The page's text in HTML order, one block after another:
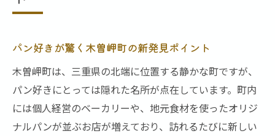
パン好きが驚く木曽岬町の新発見ポイント
木曽岬町は、三重県の北端に位置する静かな町ですが、
パン好きにとっては隠れた名所が点在しています。町内
には個人経営のベーカリーや、地元食材を使ったオリジ
ナルパンが並ぶお店が増えており、訪れるたびに新しい